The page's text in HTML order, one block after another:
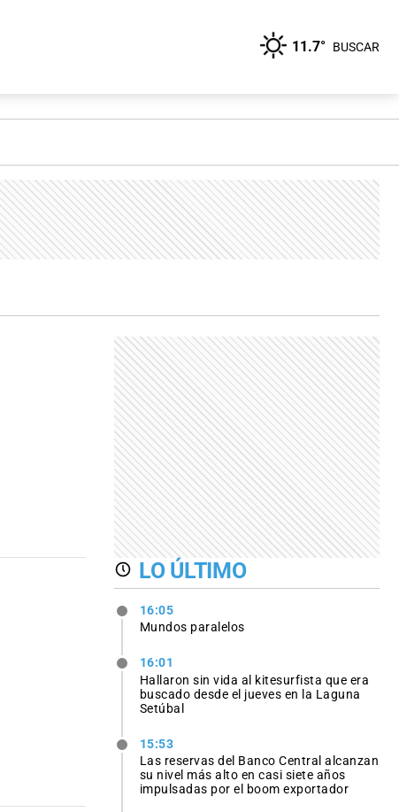
11.7° BUSCAR
LO ÚLTIMO
16:05
Mundos paralelos
16:01
Hallaron sin vida al kitesurfista que era
buscado desde el jueves en la Laguna
Setúbal
15:53
Las reservas del Banco Central alcanzan
su nivel más alto en casi siete años
impulsadas por el boom exportador